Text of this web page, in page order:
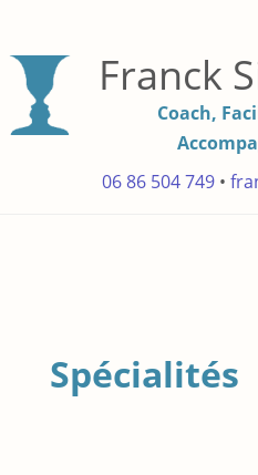
Franck
Coach,
06 86 504 749 •
Spécialités